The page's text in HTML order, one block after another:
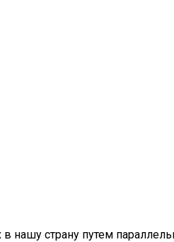
страну путем